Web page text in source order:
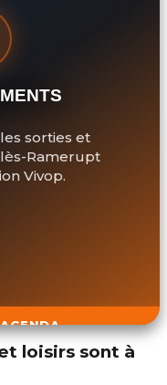
sorties et
Ramerupt
Vivop.
loisirs sont à